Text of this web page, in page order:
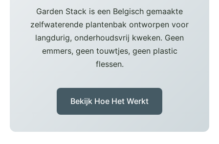
Garden Stack is een Belgisch gemaakte
zelfwaterende plantenbak ontworpen voor
langdurig, onderhoudsvrij kweken. Geen
emmers, geen touwtjes, geen plastic
flessen.
Bekijk Hoe Het Werkt